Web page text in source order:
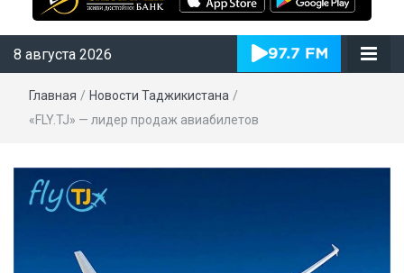
8 августа 2026
Главная / Новости Таджикистана /
«FLY.TJ» — лидер продаж авиабилетов